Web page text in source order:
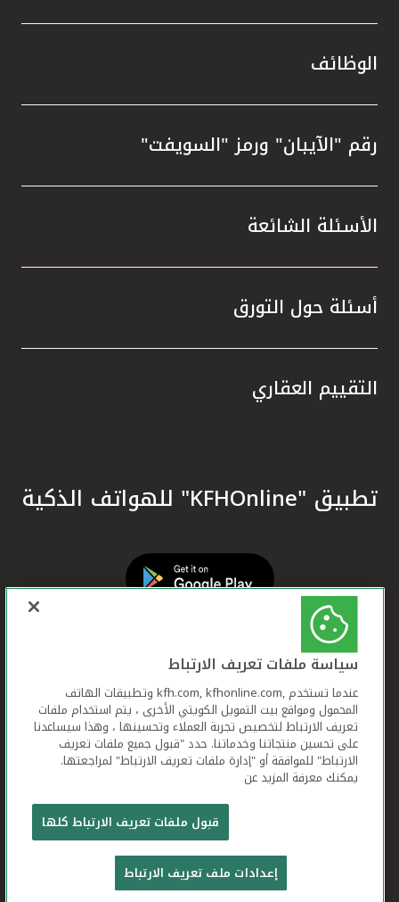
تواصل معنا
الوظائف
رقم "الآيبان" ورمز "السويفت"
الأسئلة الشائعة
أسئلة حول التورق
التقييم العقاري
تطبيق "KFHOnline" للهواتف الذكية
بيت التمويل الكويتي جميع الحقوق محفوظة © 2026
شروط وأحكام استخدام الموقع الإلكتروني
تعريف الارتباط بيان الخصوصية
سياسة ملفات تعريف الارتباط
عندما تستخدم ,kfh.com, kfhonline.com وتطبيقات الهاتف
المحمول ومواقع بيت التمويل الكويتي الأخرى ، يتم استخدام ملفات
تعريف الارتباط لتخصيص تجربة العملاء وتحسينها ، وهذا سيساعدنا
على تحسين منتجاتنا وخدماتنا. حدد "قبول جميع ملفات تعريف
الارتباط" للموافقة أو "إدارة ملفات تعريف الارتباط" لمراجعتها.
يمكنك معرفة المزيد عن
قبول ملفات تعريف الارتباط كلها
إعدادات ملف تعريف الارتباط